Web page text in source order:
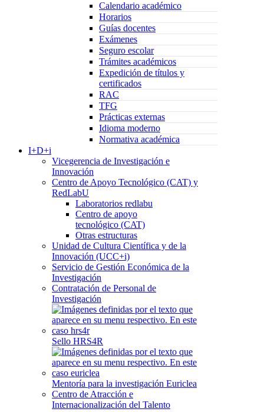
Calendario académico
Horarios
Guías docentes
Exámenes
Seguro escolar
Trámites académicos
Expedición de títulos y
certificados
RAC
TFG
Prácticas externas
Idioma moderno
Normativa académica
I+D+i
Vicegerencia de Investigación e
Innovación
Centro de Apoyo Tecnológico (CAT) y
RedLabU
Laboratorios redlabu
Centro de apoyo
tecnológico (CAT)
Otras estructuras
Unidad de Cultura Científica y de la
Innovación (UCC+i)
Servicio de Gestión Económica de la
Investigación
Contratación de Personal de
Investigación
Sello HRS4R
Mentoría para la investigación Euriclea
Centro de Atracción e
Internacionalización del Talento